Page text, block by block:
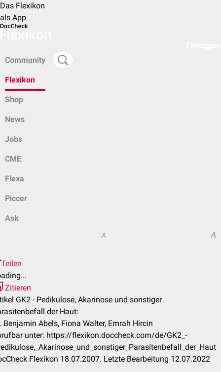
Das Flexikon
als App
Community
Flexikon
Shop
News
Jobs
CME
Flexa
Piccer
Ask
A A
Teilen
Zitieren
GK2 - Pedikulose, Akarinose und sonstiger
der Haut:
Benjamin Abels, Fiona Walter, Emrah Hircin
unter: https://flexikon.doccheck.com/de/GK2_-
Flexikon 18.07.2007. Letzte Bearbeitung 12.07.2022